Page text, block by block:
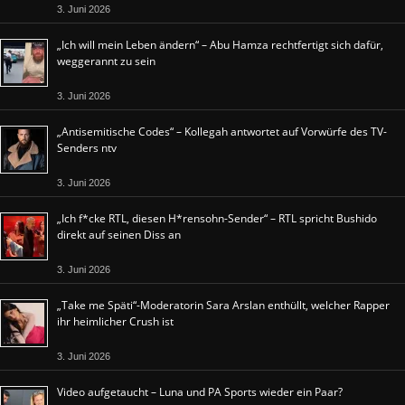
3. Juni 2026
„Ich will mein Leben ändern“ – Abu Hamza rechtfertigt sich dafür,
weggerannt zu sein
3. Juni 2026
„Antisemitische Codes“ – Kollegah antwortet auf Vorwürfe des TV-
Senders ntv
3. Juni 2026
„Ich f*cke RTL, diesen H*rensohn-Sender“ – RTL spricht Bushido
direkt auf seinen Diss an
3. Juni 2026
„Take me Späti“-Moderatorin Sara Arslan enthüllt, welcher Rapper
ihr heimlicher Crush ist
3. Juni 2026
Video aufgetaucht – Luna und PA Sports wieder ein Paar?